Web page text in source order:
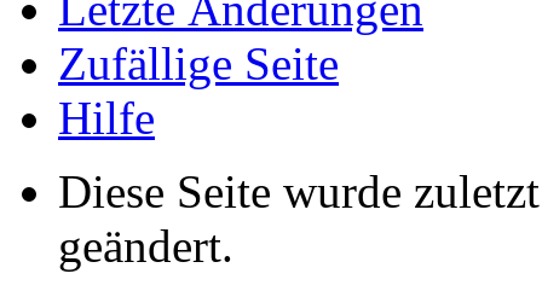
Zufällige Seite
Hilfe
Diese Seite wurde
geändert.